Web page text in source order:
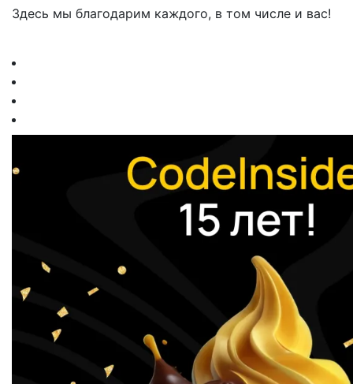
Здесь мы благодарим каждого, в том числе и вас!